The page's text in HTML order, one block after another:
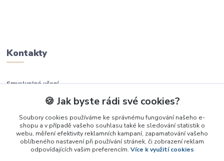
Kontakty
Smysluplné učení
+420 737 937 936
info@smysluplneuceni.cz
🍪 Jak byste rádi své cookies?
Soubory cookies používáme ke správnému fungování našeho e-
shopu a v případě vašeho souhlasu také ke sledování statistik o
webu, měření efektivity reklamních kampaní, zapamatování vašeho
oblíbeného nastavení při používání stránek, či zobrazení reklam
odpovídajících vašim preferencím. Více k využití cookies